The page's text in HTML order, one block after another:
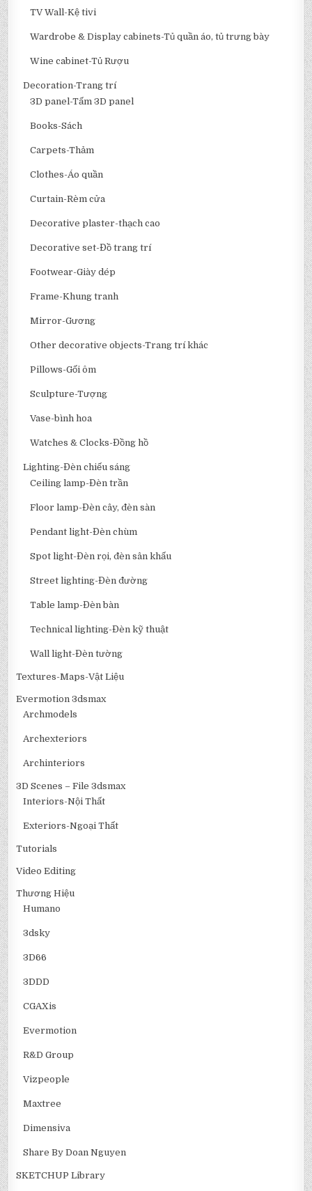
TV Wall-Kệ tivi
Wardrobe & Display cabinets-Tủ quần áo, tủ trưng bày
Wine cabinet-Tủ Rượu
Decoration-Trang trí
3D panel-Tấm 3D panel
Books-Sách
Carpets-Thảm
Clothes-Áo quần
Curtain-Rèm cửa
Decorative plaster-thạch cao
Decorative set-Đồ trang trí
Footwear-Giày dép
Frame-Khung tranh
Mirror-Gương
Other decorative objects-Trang trí khác
Pillows-Gối ôm
Sculpture-Tượng
Vase-bình hoa
Watches & Clocks-Đồng hồ
Lighting-Đèn chiếu sáng
Ceiling lamp-Đèn trần
Floor lamp-Đèn cây, đèn sàn
Pendant light-Đèn chùm
Spot light-Đèn rọi, đèn sân khấu
Street lighting-Đèn đường
Table lamp-Đèn bàn
Technical lighting-Đèn kỹ thuật
Wall light-Đèn tường
Textures-Maps-Vật Liệu
Evermotion 3dsmax
Archmodels
Archexteriors
Archinteriors
3D Scenes – File 3dsmax
Interiors-Nội Thất
Exteriors-Ngoại Thất
Tutorials
Video Editing
Thương Hiệu
Humano
3dsky
3D66
3DDD
CGAXis
Evermotion
R&D Group
Vizpeople
Maxtree
Dimensiva
Share By Doan Nguyen
SKETCHUP Library